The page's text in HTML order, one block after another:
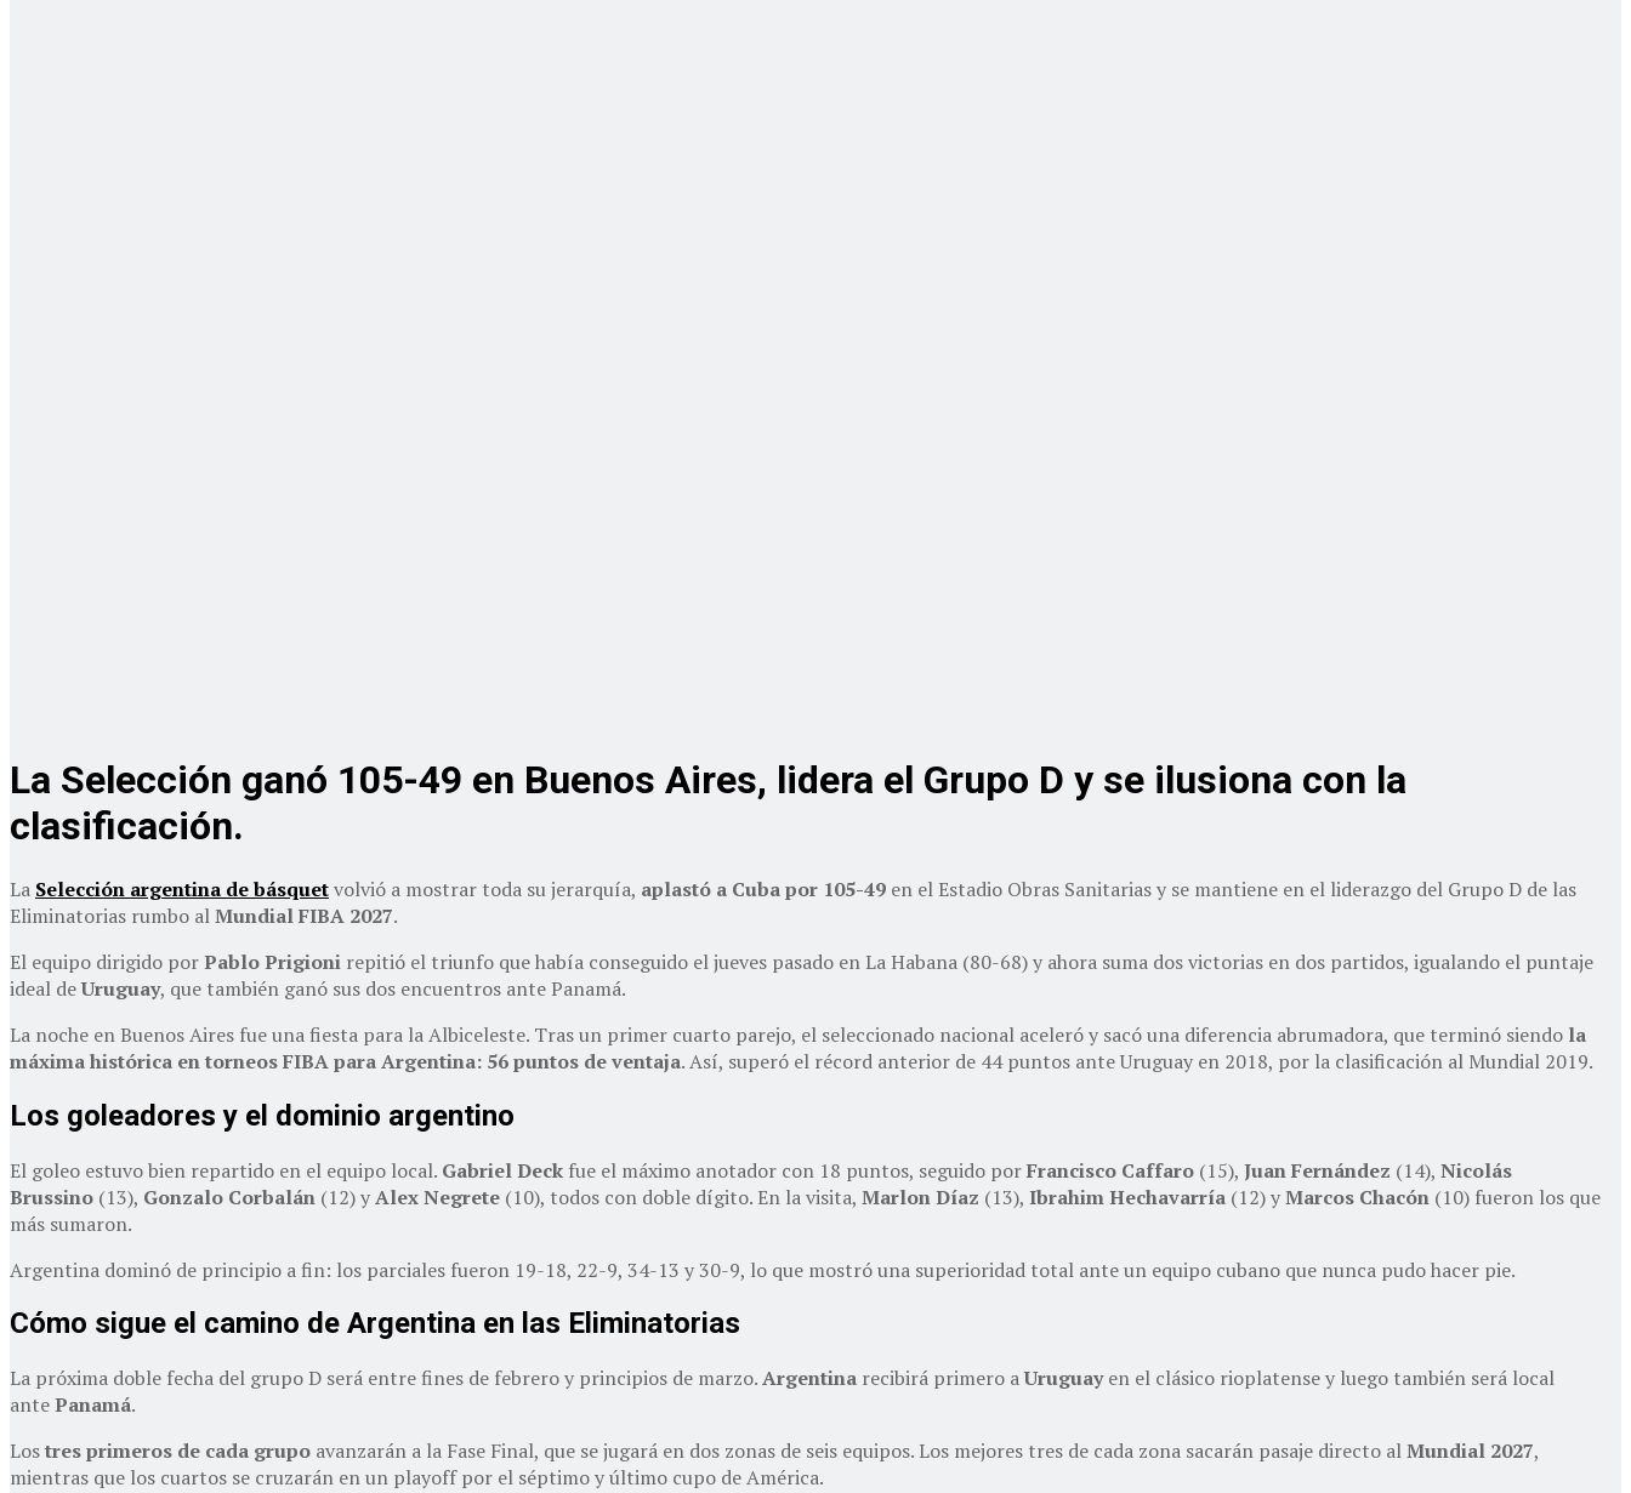
La Selección ganó 105-49 en Buenos Aires, lidera el Grupo D y se ilusiona con la
clasificación.
La Selección argentina de básquetvolvió a mostrar toda su jerarquía, aplastó a Cuba por 105-49 en el Estadio Obras Sanitarias y se mantiene en el liderazgo del Grupo D de las
Eliminatorias rumbo alMundial FIBA 2027.
El equipo dirigido porPablo Prigioni repitió el triunfo que había conseguido el jueves pasado en La Habana (80-68) y ahora suma dos victorias en dos partidos, igualando el puntaje
ideal deUruguay, que también ganó sus dos encuentros ante Panamá.
La noche en Buenos Aires fue una fiesta para la Albiceleste. Tras un primer cuarto parejo, el seleccionado nacional aceleró y sacó una diferencia abrumadora, que terminó siendo la
máxima histórica en torneos FIBA para Argentina: 56 puntos de ventaja. Así, superó el récord anterior de 44 puntos ante Uruguay en 2018, por la clasificación al Mundial 2019.
Los goleadores y el dominio argentino
El goleo estuvo bien repartido en el equipo local. Gabriel Deck fue el máximo anotador con 18 puntos, seguido porFrancisco Caffaro (15), Juan Fernández (14), Nicolás
Brussino (13), Gonzalo Corbalán (12) yAlex Negrete (10), todos con doble dígito. En la visita, Marlon Díaz (13), Ibrahim Hechavarría (12) yMarcos Chacón (10) fueron los que
más sumaron.
Argentina dominó de principio a fin: los parciales fueron 19-18, 22-9, 34-13 y 30-9, lo que mostró una superioridad total ante un equipo cubano que nunca pudo hacer pie.
Cómo sigue el camino de Argentina en las Eliminatorias
La próxima doble fecha del grupo D será entre fines de febrero y principios de marzo.Argentina recibirá primero aUruguayen el clásico rioplatense y luego también será local
antePanamá.
Lostres primeros de cada grupo avanzarán a la Fase Final, que se jugará en dos zonas de seis equipos. Los mejores tres de cada zona sacarán pasaje directo alMundial 2027,
mientras que los cuartos se cruzarán en un playoff por el séptimo y último cupo de América.